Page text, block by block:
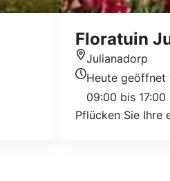
Floratuin
Standort
Julianadorp
Heutigen
Heute geöffnet
09:00 bis 17:00
Pflücken Sie Ihre